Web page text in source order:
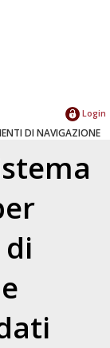
Login
DI NAVIGAZIONE